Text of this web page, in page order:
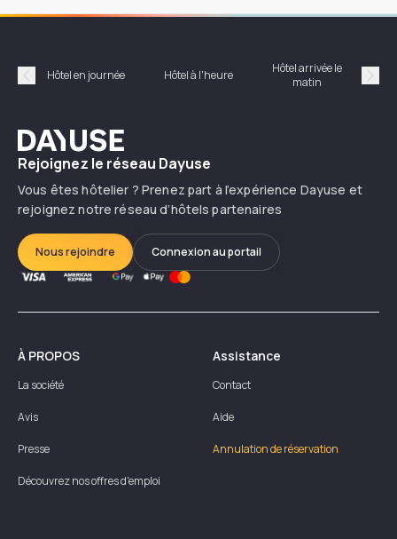
Précédent
Hôtel en journée Hôtel à l'heure
Hôtel arrivée le
matin
Dayuse
Rejoignez le réseau Dayuse
Vous êtes hôtelier ? Prenez part à l’expérience Dayuse et
rejoignez notre réseau d’hôtels partenaires
Nous rejoindre Connexion au portail
À PROPOS
La société
Avis
Presse
Découvrez nos offres d'emploi
Assistance
Contact
Aide
Annulation de réservation